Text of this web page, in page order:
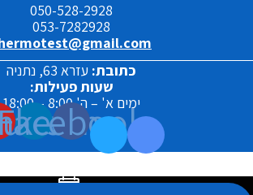
050-528-2928
053-7282928
כתובת: עזרא 63, נתניה
שעות פעילות:
ימים א' – ה' 8:00 – 18:00